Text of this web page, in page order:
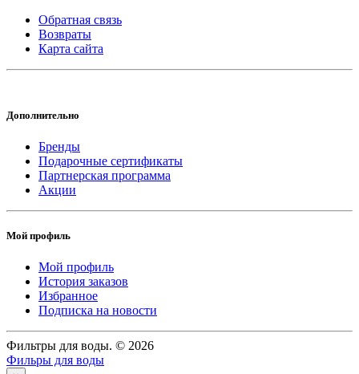
Обратная связь
Возвраты
Карта сайта
Дополнительно
Бренды
Подарочные сертификаты
Партнерская программа
Акции
Мой профиль
Мой профиль
История заказов
Избранное
Подписка на новости
Фильтры для воды. © 2026
Фильры для воды